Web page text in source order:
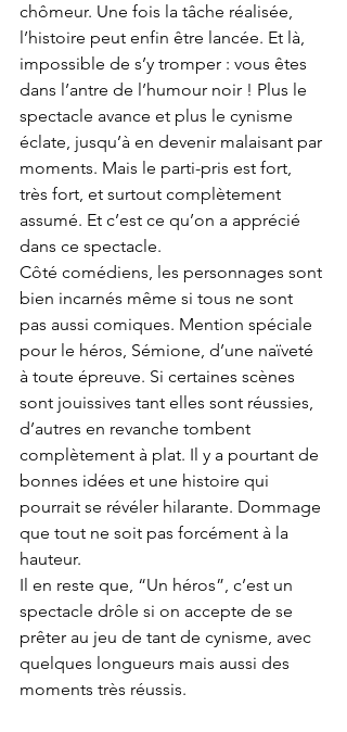
chômeur. Une fois la tâche réalisée,
l’histoire peut enfin être lancée. Et là,
impossible de s’y tromper : vous êtes
dans l’antre de l’humour noir ! Plus le
spectacle avance et plus le cynisme
éclate, jusqu’à en devenir malaisant par
moments. Mais le parti-pris est fort,
très fort, et surtout complètement
assumé. Et c’est ce qu’on a apprécié
dans ce spectacle.
Côté comédiens, les personnages sont
bien incarnés même si tous ne sont
pas aussi comiques. Mention spéciale
pour le héros, Sémione, d’une naïveté
à toute épreuve. Si certaines scènes
sont jouissives tant elles sont réussies,
d’autres en revanche tombent
complètement à plat. Il y a pourtant de
bonnes idées et une histoire qui
pourrait se révéler hilarante. Dommage
que tout ne soit pas forcément à la
hauteur.
Il en reste que, “Un héros”, c’est un
spectacle drôle si on accepte de se
prêter au jeu de tant de cynisme, avec
quelques longueurs mais aussi des
moments très réussis.